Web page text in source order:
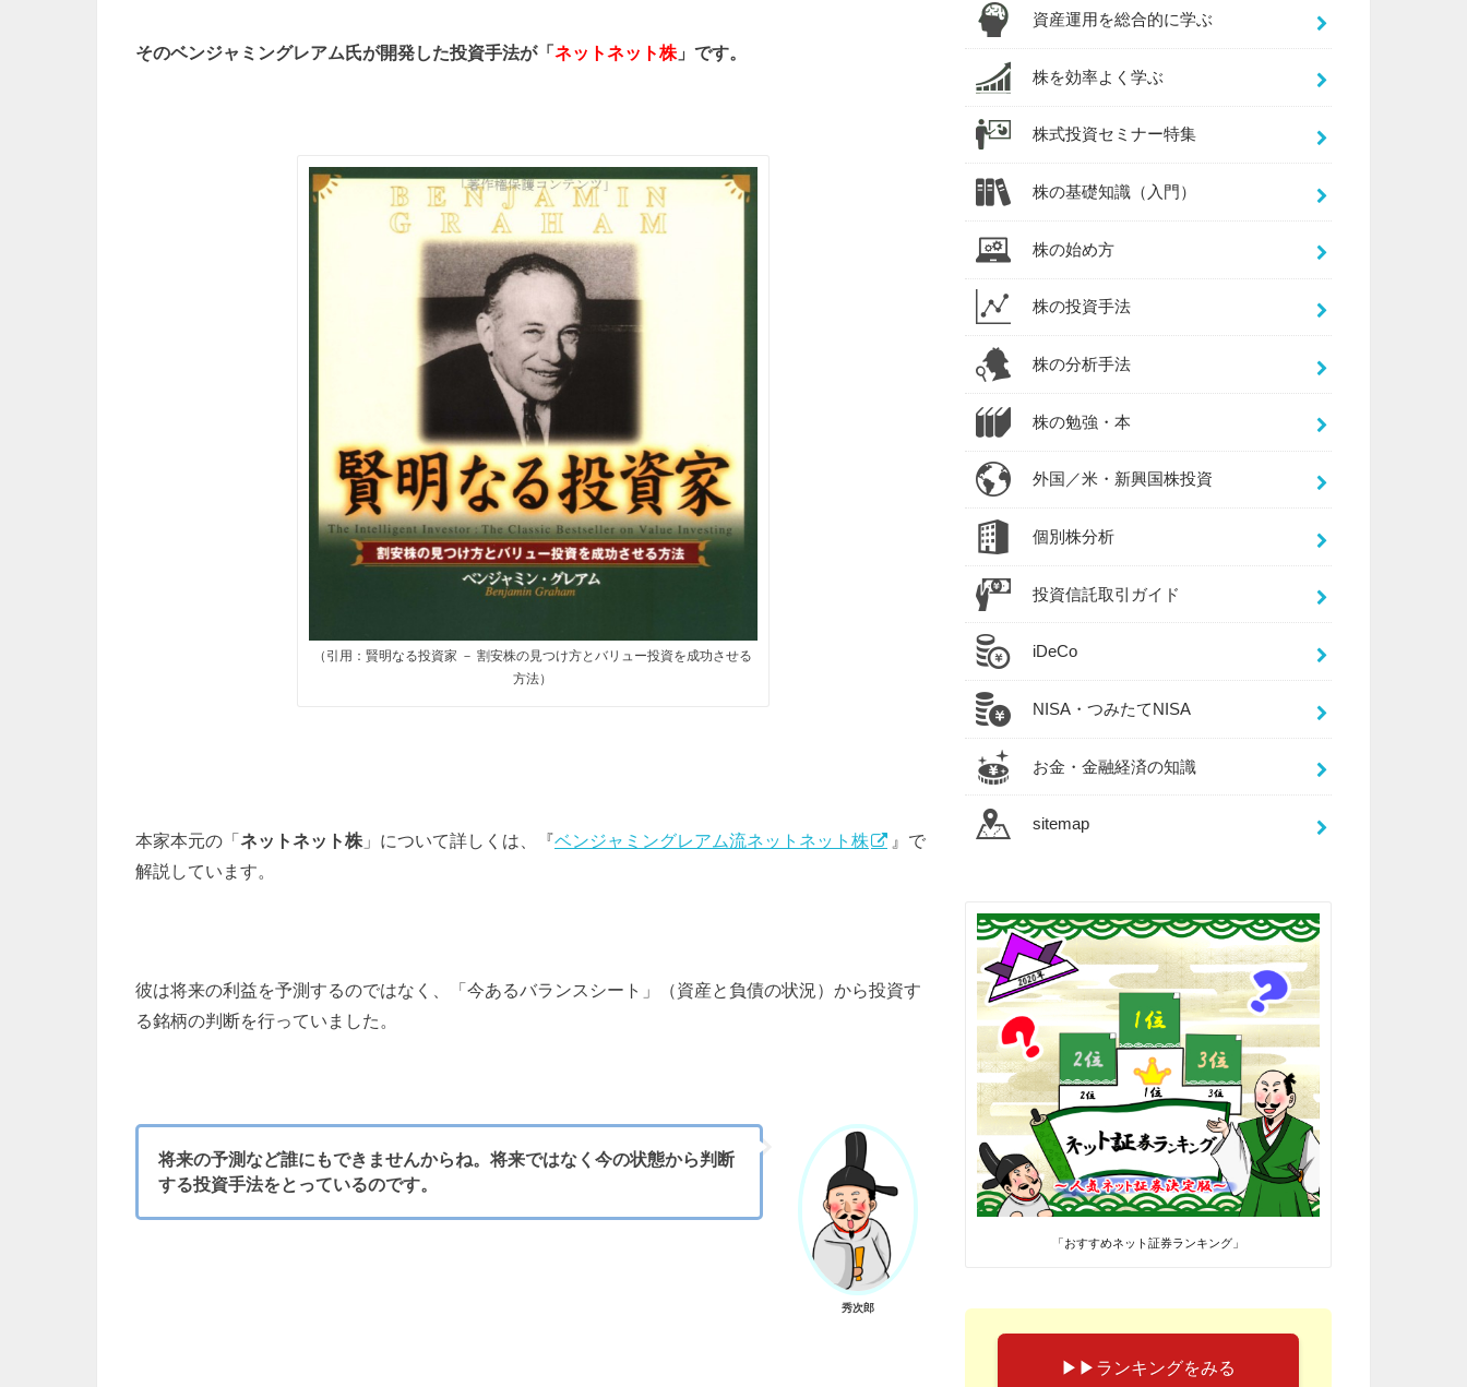
そのベンジャミングレアム氏が開発した投資手法が「ネットネット株 」です。
（引用：賢明なる投資家 － 割安株の見つけ方とバリュー投資を成功させる
方法）
本家本元の「 ネットネット株 」について詳しくは、『ベンジャミングレアム流ネットネット株
』で
解説しています。
彼は将来の利益を予測するのではなく、「今あるバランスシート」（資産と負債の状況）から投資す
る銘柄の判断を行っていました。
秀次郎
将来の予測など誰にもできませんからね。将来ではなく今の状態から判断
する投資手法をとっているのです。
資産運用を総合的に学ぶ
株を効率よく学ぶ
株式投資セミナー特集
株の基礎知識（入門）
株の始め方
株の投資手法
株の分析手法
株の勉強・本
外国／米・新興国株投資
個別株分析
投資信託取引ガイド
iDeCo
NISA・つみたてNISA
お金・金融経済の知識
sitemap
「おすすめネット証券ランキング」
▶︎▶︎ランキングをみる